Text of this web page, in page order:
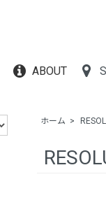
ABOUT
ホーム >